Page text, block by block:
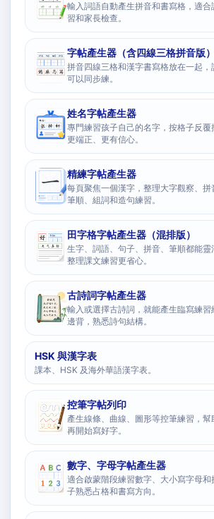
輸入詞語自動產生拼音和書寫格，適合
習和家長檢查。
字帖產生器（含四線三格拼音版）
拼音四線三格和漢字書寫格放在一起
可以同步練。
姓名字帖產生器
專門練習孩子自己的名字，按格子反
更端正、更有信心。
精練字帖產生器
每頁聚焦一個漢字，整理大字觀察、拼
筆順、組詞和造句練習。
田字格字帖產生器（混排版）
生字、詞語、句子、拼音、筆順都能靈
整理課文練習更省心。
古詩詞字帖產生器
輸入或選擇古詩詞，就能產生臨寫練
邊背，熟悉詩句結構。
HSK 與漢字表
課本、HSK 及海外華語漢字表。
控筆字帖列印
產生線條、曲線、圖形等控筆練習，幫
再開始寫好字。
數字、字母字帖產生器
適合啟蒙階段練習數字、大小寫字母
子熟悉占格和書寫方向。